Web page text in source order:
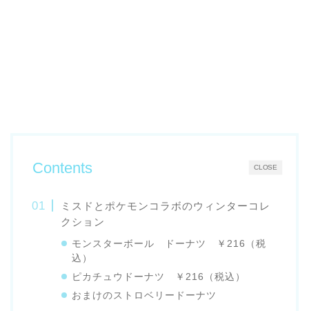
CLOSE
Contents
ミスドとポケモンコラボのウィンターコレ
クション
モンスターボール ドーナツ ￥216（税
込）
ピカチュウドーナツ ￥216（税込）
おまけのストロベリードーナツ